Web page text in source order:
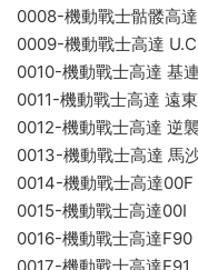
0008-機動戰士骷髅高
0009-機動戰士高達
0010-機動戰士高達 基
0011-機動戰士高達 遠
0012-機動戰士高達 逆
0013-機動戰士高達 馬
0014-機動戰士高達00F
0015-機動戰士高達00I
0016-機動戰士高達F90